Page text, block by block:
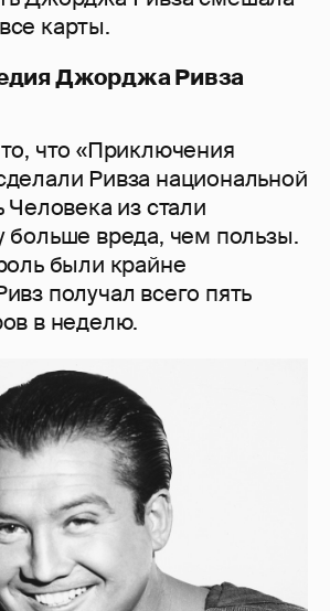
карты.
Джорджа Ривза
что «Приключения
Ривза национальной
Человека из стали
больше вреда, чем пользы.
были крайне
получал всего пять
в неделю.